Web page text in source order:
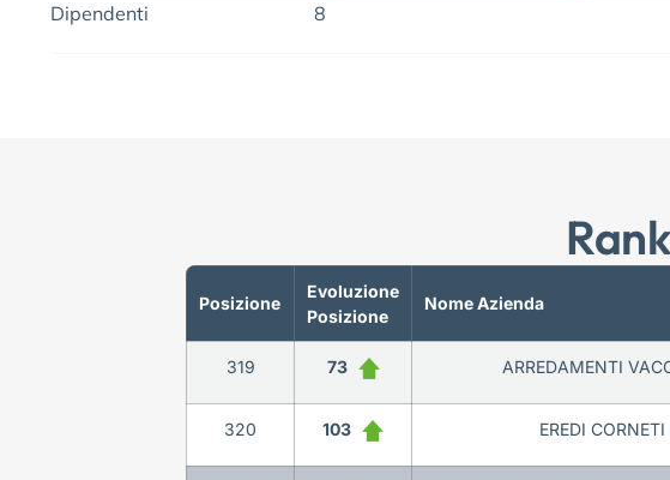
Dipendenti 8
Posizione
Evoluzione
Posizione
Nome Azienda
319 73 ARREDAMENTI
320 103 EREDI CORNETI